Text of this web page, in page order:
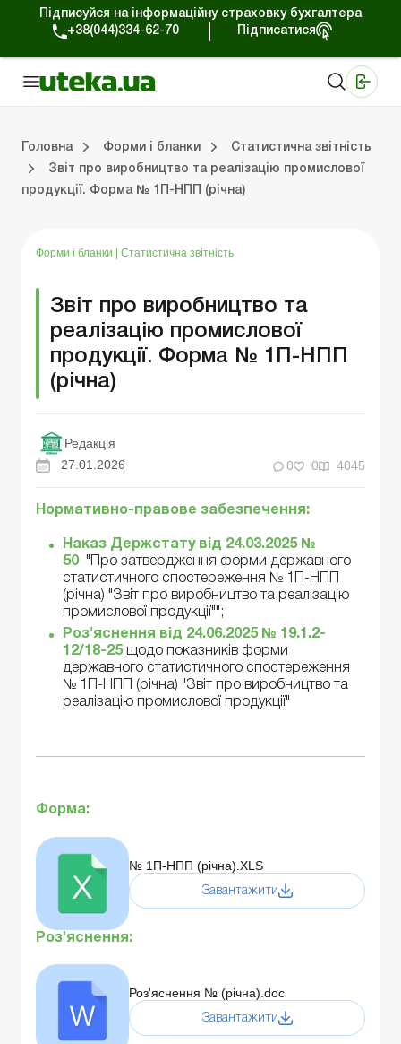
Підписуйся на інформаційну страховку бухгалтера
+38(044)334-62-70
Підписатися
Головна Форми і бланки
Статистична звітність
Звіт про виробництво та реалізацію промислової
продукції. Форма № 1П-НПП (річна)
Форми і бланки Статистична звітність
Звіт про виробництво та
реалізацію промислової
продукції. Форма № 1П-НПП
(річна)
Редакція
27.01.2026
0 0 4045
Нормативно-правове забезпечення:
Наказ Держстату від 24.03.2025 №
50"Про затвердження форми державного
статистичного спостереження № 1П-НПП
(річна) "Звіт про виробництво та реалізацію
промислової продукції"";
Роз'яснення від 24.06.2025 № 19.1.2-
12/18-25щодо показників форми
державного статистичного спостереження
№ 1П-НПП (річна) "Звіт про виробництво та
реалізацію промислової продукції"
Форма:
№ 1П-НПП (річна).XLS
Завантажити
Роз'яснення:
Роз'яснення № (річна).doc
Завантажити